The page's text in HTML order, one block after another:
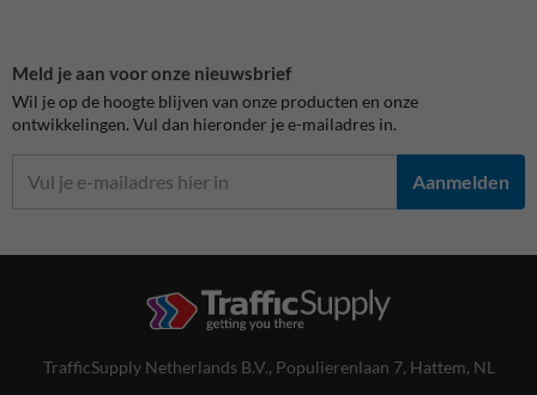
Meld je aan voor onze nieuwsbrief
Wil je op de hoogte blijven van onze producten en onze
ontwikkelingen. Vul dan hieronder je e-mailadres in.
Aanmelden
TrafficSupply Netherlands B.V., Populierenlaan 7, Hattem, NL